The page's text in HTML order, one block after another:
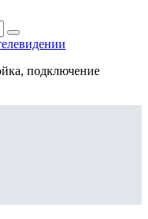
подключение